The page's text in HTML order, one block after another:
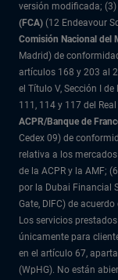
versión modificada; (3)
(FCA) (12 Endeavour
Comisión Nacional del
Madrid) de
artículos 168 y 203 al
el Título V, Sección I
111, 114 y 117 del
ACPR/Banque de
Cedex 09) de
relativa a los
de la ACPR y la AMF;
por la Dubai Financial
Gate, DIFC) de
Los servicios
únicamente para
en el artículo 67,
(WpHG). No están